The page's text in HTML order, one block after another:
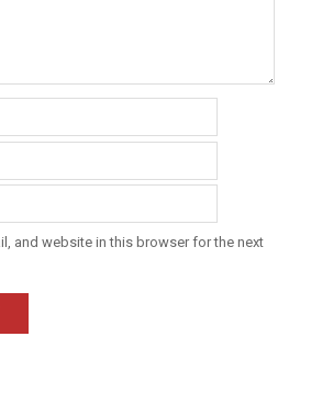
and website in this browser for the next